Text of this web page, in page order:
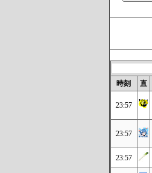
時刻
直
23:57
23:57
23:57